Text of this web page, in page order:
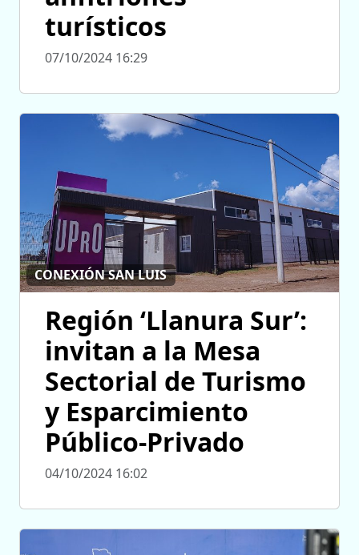
turísticos
07/10/2024 16:29
CONEXIÓN SAN LUIS
Región ‘Llanura Sur’:
invitan a la Mesa
Sectorial de Turismo
y Esparcimiento
Público-Privado
04/10/2024 16:02